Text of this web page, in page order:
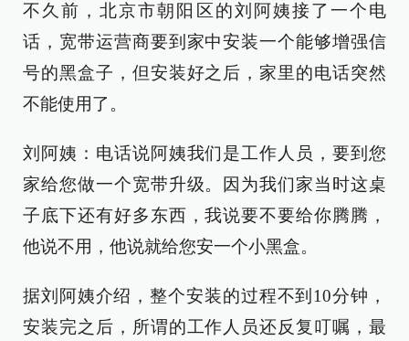
不久前，北京市朝阳区的刘阿姨接了一个电
话，宽带运营商要到家中安装一个能够增强信
号的黑盒子，但安装好之后，家里的电话突然
不能使用了。
刘阿姨：电话说阿姨我们是工作人员，要到您
家给您做一个宽带升级。因为我们家当时这桌
子底下还有好多东西，我说要不要给你腾腾，
他说不用，他说就给您安一个小黑盒。
据刘阿姨介绍，整个安装的过程不到10分钟，
安装完之后，所谓的工作人员还反复叮嘱，最